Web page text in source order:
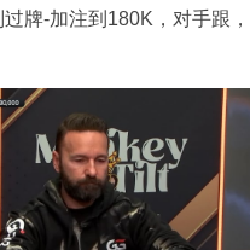
牌-加注到180K，对手跟